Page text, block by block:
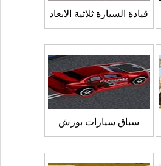
قيادة السيارة ثلاثية الابعاد
سباق سيارات بورش